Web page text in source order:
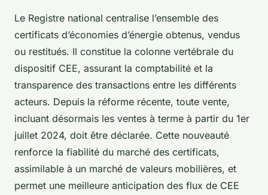
Le Registre national centralise l’ensemble des
certificats d’économies d’énergie obtenus, vendus
ou restitués. Il constitue la colonne vertébrale du
dispositif CEE, assurant la comptabilité et la
transparence des transactions entre les différents
acteurs. Depuis la réforme récente, toute vente,
incluant désormais les ventes à terme à partir du 1er
juillet 2024, doit être déclarée. Cette nouveauté
renforce la fiabilité du marché des certificats,
assimilable à un marché de valeurs mobilières, et
permet une meilleure anticipation des flux de CEE